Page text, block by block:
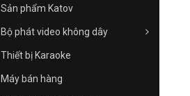
Sản phẩm Katov
Bộ phát video không dây
Thiết bị Karaoke
Máy bán hàng